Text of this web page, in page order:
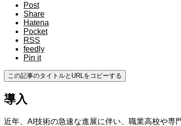
Post
Share
Hatena
Pocket
RSS
feedly
Pin it
この記事のタイトルとURLをコピーする
導入
近年、AI技術の急速な進展に伴い、職業高校や専